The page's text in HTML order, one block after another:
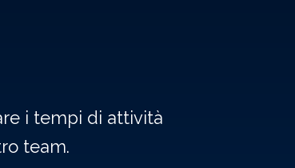
i tempi di attività
team.